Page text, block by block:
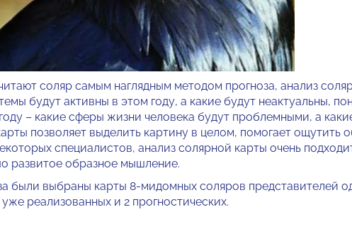
соляр самым наглядным методом прогноза, анализ
будут активны в этом году, а какие будут неактуальны,
– какие сферы жизни человека будут проблемными, а
позволяет выделить картину в целом, помогает ощутить
специалистов, анализ солярной карты очень
развитое образное мышление.
выбраны карты 8-мидомных соляров представителей
реализованных и 2 прогностических.